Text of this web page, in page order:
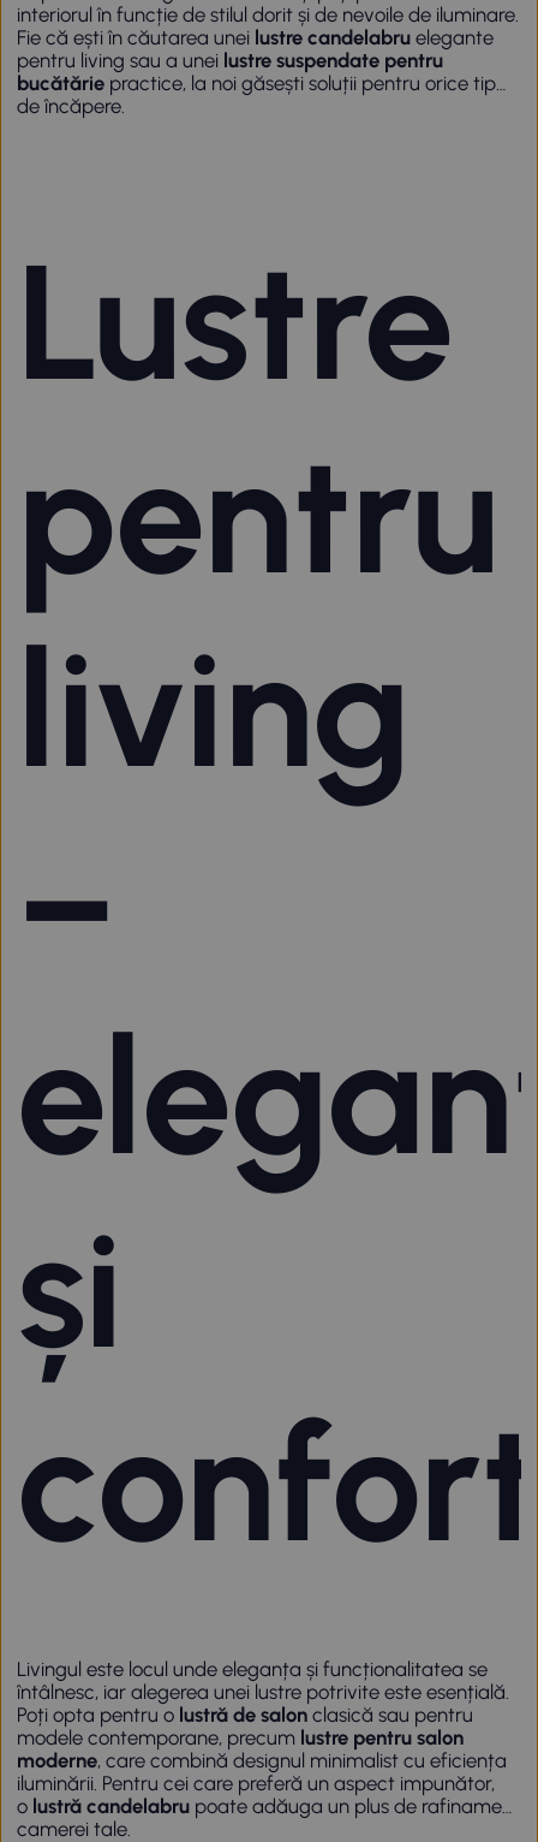
interiorul în funcție de stilul dorit și de nevoile de iluminare.
Fie că ești în căutarea unei lustre candelabru elegante
pentru living sau a unei lustre suspendate pentru
bucătărie practice, la noi găsești soluții pentru orice tip
de încăpere.
Lustre
pentru
living
–
și
Livingul este locul unde eleganța și funcționalitatea se
întâlnesc, iar alegerea unei lustre potrivite este esențială.
Poți opta pentru o lustră de salon clasică sau pentru
modele contemporane, precum lustre pentru salon
moderne, care combină designul minimalist cu eficiența
iluminării. Pentru cei care preferă un aspect impunător,
o lustră candelabru poate adăuga un plus de rafinament
camerei tale.